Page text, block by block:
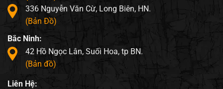
336 Nguyễn Văn Cừ, Long Biên, HN.
(Bản Đồ)
Bắc Ninh:
42 Hồ Ngọc Lân, Suối Hoa, tp BN.
(Bản đồ)
Liên Hệ: